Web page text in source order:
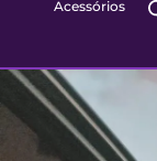
Acessórios